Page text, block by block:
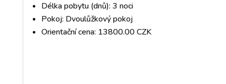
Délka pobytu (dnů): 3 noci
Pokoj: Dvoulůžkový pokoj
Orientační cena: 13800.00 CZK